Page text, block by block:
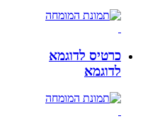
כרטיס לדוגמא
לדוגמא